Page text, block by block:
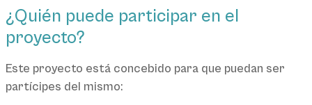
¿Quién puede participar en el
proyecto?
Este proyecto está concebido para que puedan ser
partícipes del mismo: